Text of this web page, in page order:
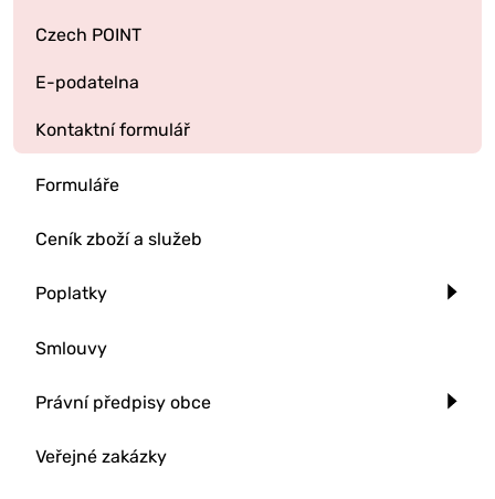
Czech POINT
E-podatelna
Kontaktní formulář
Formuláře
Ceník zboží a služeb
Poplatky
Smlouvy
Právní předpisy obce
Veřejné zakázky